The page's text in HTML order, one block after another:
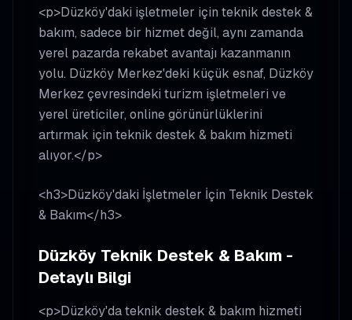
<p>Düzköy'daki işletmeler için teknik destek &
bakım, sadece bir hizmet değil, aynı zamanda
yerel pazarda rekabet avantajı kazanmanın
yolu. Düzköy Merkez'deki küçük esnaf, Düzköy
Merkez çevresindeki turizm işletmeleri ve
yerel üreticiler, online görünürlüklerini
artırmak için teknik destek & bakım hizmeti
alıyor.</p>
<h3>Düzköy'daki İşletmeler İçin Teknik Destek
& Bakım</h3>
Düzköy Teknik Destek & Bakım -
Detaylı Bilgi
<p>Düzköy'da teknik destek & bakım hizmeti